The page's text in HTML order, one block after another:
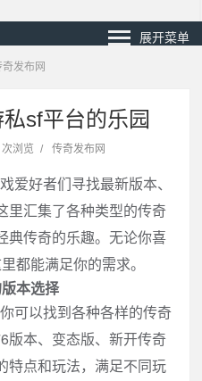
展开菜单
奇发布网
sf平台的乐园
浏览 / 传奇发布网
爱好者们寻找最新版本、
里汇集了各种类型的传奇
典传奇的乐趣。无论你喜
都能满足你的需求。
本选择
可以找到各种各样的传奇
版本、变态版、新开传奇
特点和玩法，满足不同玩